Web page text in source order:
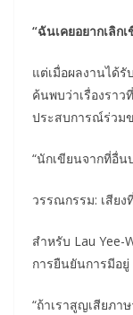
“ฉันเคยอยากเลิก
แต่เมื่อผลงานได้
ค้นพบว่าเรื่องราว
ประสบการณ์ร่วม
“นักเขียนจากที่อื่น
วรรณกรรม: เสียง
สำหรับ Lau Yee-
การยืนยันการมีอยู่
“ถ้าเราสูญเสียภ